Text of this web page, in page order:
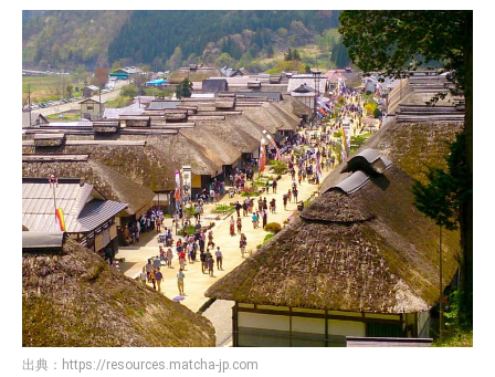
出典： https://resources.matcha-jp.com